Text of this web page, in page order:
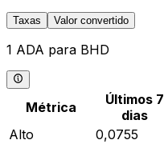
Taxas Valor convertido
1 ADA para BHD
Métrica
Últimos 7
dias
Alto
0,0755